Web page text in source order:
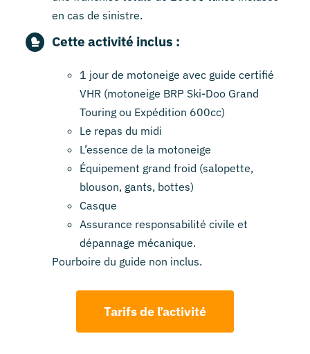
en cas de sinistre.
Cette activité inclus :
1 jour de motoneige avec guide certifié
VHR (motoneige BRP Ski-Doo Grand
Touring ou Expédition 600cc)
Le repas du midi
L’essence de la motoneige
Équipement grand froid (salopette,
blouson, gants, bottes)
Casque
Assurance responsabilité civile et
dépannage mécanique.
Pourboire du guide non inclus.
Tarifs de l’activité